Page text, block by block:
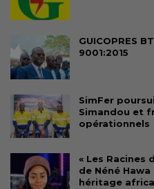
GUICOPRES
9001:2015
SimFer
Simandou et
opérationnels
« Les Racines
de Néné
héritage